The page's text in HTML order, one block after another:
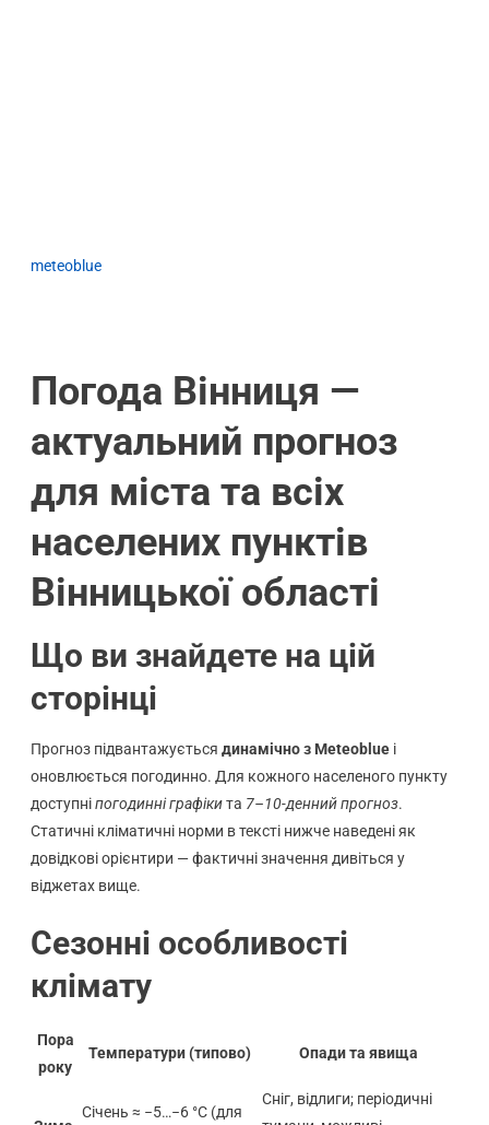
meteoblue
Погода Вінниця —
актуальний прогноз
для міста та всіх
населених пунктів
Вінницької області
Що ви знайдете на цій
сторінці
Прогноз підвантажується динамічно з Meteoblueі
оновлюється погодинно. Для кожного населеного пункту
доступніпогодинні графікита 7–10-денний прогноз.
Статичні кліматичні норми в тексті нижче наведені як
довідкові орієнтири — фактичні значення дивіться у
віджетах вище.
Сезонні особливості
клімату
Пора
року
Температури (типово) Опади та явища
Січень ≈ −5…−6 °C (для
Сніг, відлиги; періодичні